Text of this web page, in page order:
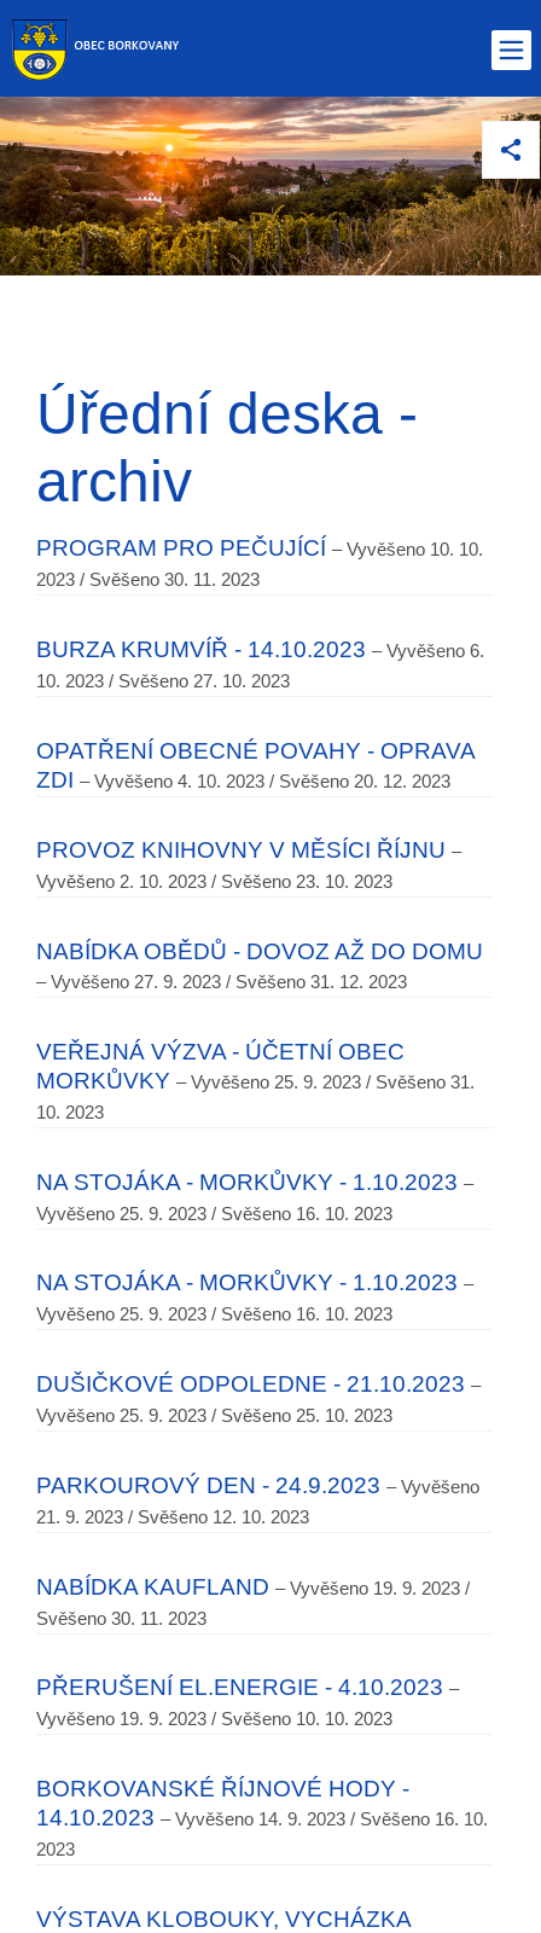
Úřední deska -
archiv
PROGRAM PRO PEČUJÍCÍ – Vyvěšeno 10. 10.
2023 / Svěšeno 30. 11. 2023
BURZA KRUMVÍŘ - 14.10.2023 – Vyvěšeno 6.
10. 2023 / Svěšeno 27. 10. 2023
OPATŘENÍ OBECNÉ POVAHY - OPRAVA
ZDI – Vyvěšeno 4. 10. 2023 / Svěšeno 20. 12. 2023
PROVOZ KNIHOVNY V MĚSÍCI ŘÍJNU –
Vyvěšeno 2. 10. 2023 / Svěšeno 23. 10. 2023
NABÍDKA OBĚDŮ - DOVOZ AŽ DO DOMU
– Vyvěšeno 27. 9. 2023 / Svěšeno 31. 12. 2023
VEŘEJNÁ VÝZVA - ÚČETNÍ OBEC
MORKŮVKY – Vyvěšeno 25. 9. 2023 / Svěšeno 31.
10. 2023
NA STOJÁKA - MORKŮVKY - 1.10.2023 –
Vyvěšeno 25. 9. 2023 / Svěšeno 16. 10. 2023
NA STOJÁKA - MORKŮVKY - 1.10.2023 –
Vyvěšeno 25. 9. 2023 / Svěšeno 16. 10. 2023
DUŠIČKOVÉ ODPOLEDNE - 21.10.2023 –
Vyvěšeno 25. 9. 2023 / Svěšeno 25. 10. 2023
PARKOUROVÝ DEN - 24.9.2023 – Vyvěšeno
21. 9. 2023 / Svěšeno 12. 10. 2023
NABÍDKA KAUFLAND – Vyvěšeno 19. 9. 2023 /
Svěšeno 30. 11. 2023
PŘERUŠENÍ EL.ENERGIE - 4.10.2023 –
Vyvěšeno 19. 9. 2023 / Svěšeno 10. 10. 2023
BORKOVANSKÉ ŘÍJNOVÉ HODY -
14.10.2023 – Vyvěšeno 14. 9. 2023 / Svěšeno 16. 10.
2023
VÝSTAVA KLOBOUKY, VYCHÁZKA